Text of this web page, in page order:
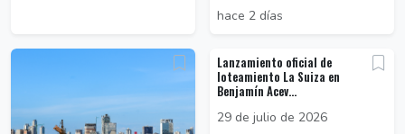
hace 2 días
Lanzamiento oficial de
loteamiento La Suiza en
Benjamín Acev...
29 de julio de 2026